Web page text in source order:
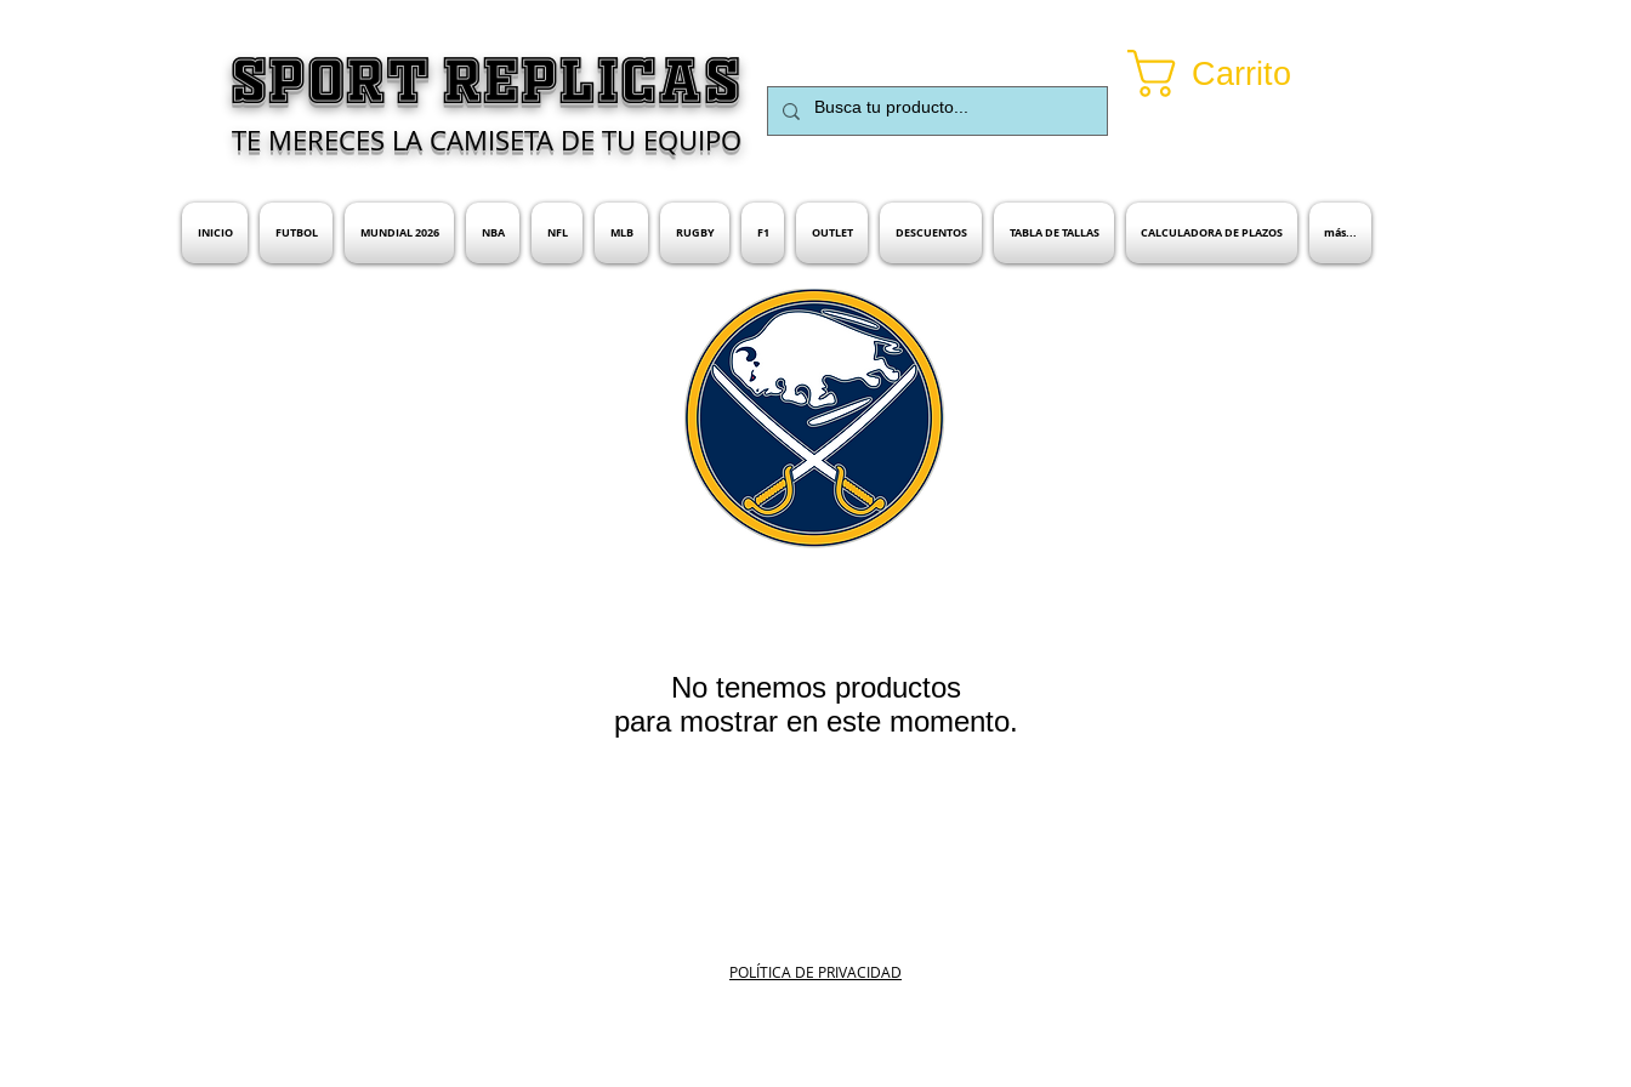
SPORT REPLICAS
TE MERECES LA CAMISETA DE TU EQUIPO
Carrito
INICIO FUTBOL MUNDIAL 2026 NBA NFL MLB RUGBY F1 OUTLET DESCUENTOS TABLA DE TALLAS CALCULADORA DE PLAZOS más...
No tenemos productos
para mostrar en este momento.
POLÍTICA DE PRIVACIDAD